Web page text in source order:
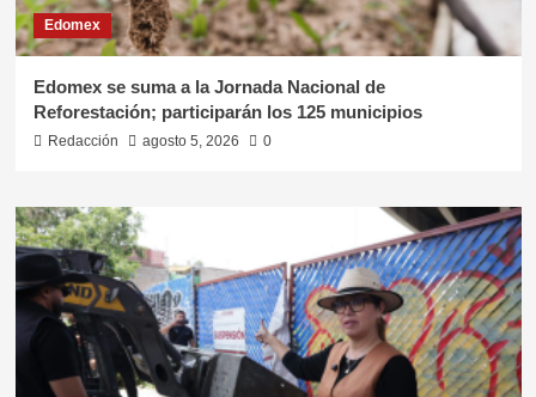
Edomex
Edomex se suma a la Jornada Nacional de
Reforestación; participarán los 125 municipios
Redacción agosto 5, 2026 0